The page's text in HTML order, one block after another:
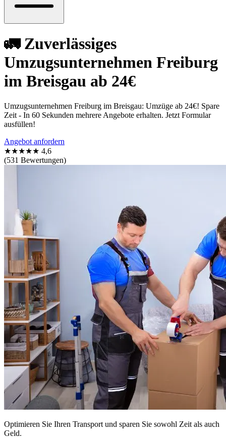
🚛 Zuverlässiges
Umzugsunternehmen Freiburg
im Breisgau ab 24€
Umzugsunternehmen Freiburg im Breisgau: Umzüge ab 24€! Spare
Zeit - In 60 Sekunden mehrere Angebote erhalten. Jetzt Formular
ausfüllen!
Angebot anfordern
★★★★★ 4,6
(531 Bewertungen)
Optimieren Sie Ihren Transport und sparen Sie sowohl Zeit als auch
Geld.